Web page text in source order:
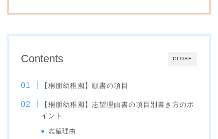
CLOSE
Contents
【桐朋幼稚園】願書の項目
【桐朋幼稚園】志望理由書の項目別書き方のポ
イント
志望理由
國學院大學附属幼稚園
光塩幼稚園
明星幼稚園
東洋英和幼稚園
お茶の水女子大学附属幼